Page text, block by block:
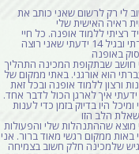
לי רק לרשום שאני כותב את
ראיה האישית שלי
רציתי ללמוד אופנה. כל חיי
ציירתי ובגיל 14 ידעתי שאני רוצה
באופנה
חושב שבתקופת המכינה התהליך
הוא אורגני. באתי ממקום של
ורצון ללמוד אופנה ובכל זאת
איך לארגן הכול לדבר אחד.
ומיכל היו בדיוק בזמן כדי לענות
הלב הזו
מוצא שההתנהלות שלי והפעולות
באות ממקום רגשי מאוד ברור. אני
שלמכינה חלק חשוב בצמיחה